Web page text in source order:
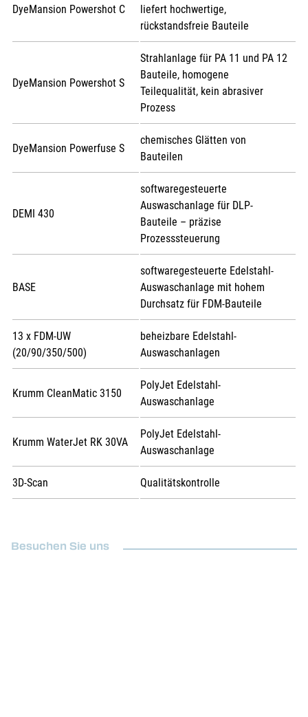
DyeMansion Powershot C
liefert hochwertige,
rückstandsfreie Bauteile
DyeMansion Powershot S
Strahlanlage für PA 11 und PA 12
Bauteile, homogene
Teilequalität, kein abrasiver
Prozess
DyeMansion Powerfuse S
chemisches Glätten von
Bauteilen
DEMI 430
softwaregesteuerte
Auswaschanlage für DLP-
Bauteile – präzise
Prozesssteuerung
BASE
softwaregesteuerte Edelstahl-
Auswaschanlage mit hohem
Durchsatz für FDM-Bauteile
13 x FDM-UW
(20/90/350/500)
beheizbare Edelstahl-
Auswaschanlagen
Krumm CleanMatic 3150
PolyJet Edelstahl-
Auswaschanlage
Krumm WaterJet RK 30VA
PolyJet Edelstahl-
Auswaschanlage
3D-Scan Qualitätskontrolle
Besuchen Sie uns